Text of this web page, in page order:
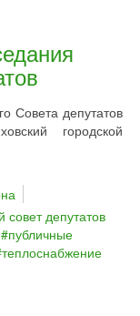
Совета депутатов
городской
совет депутатов
публичные
теплоснабжение